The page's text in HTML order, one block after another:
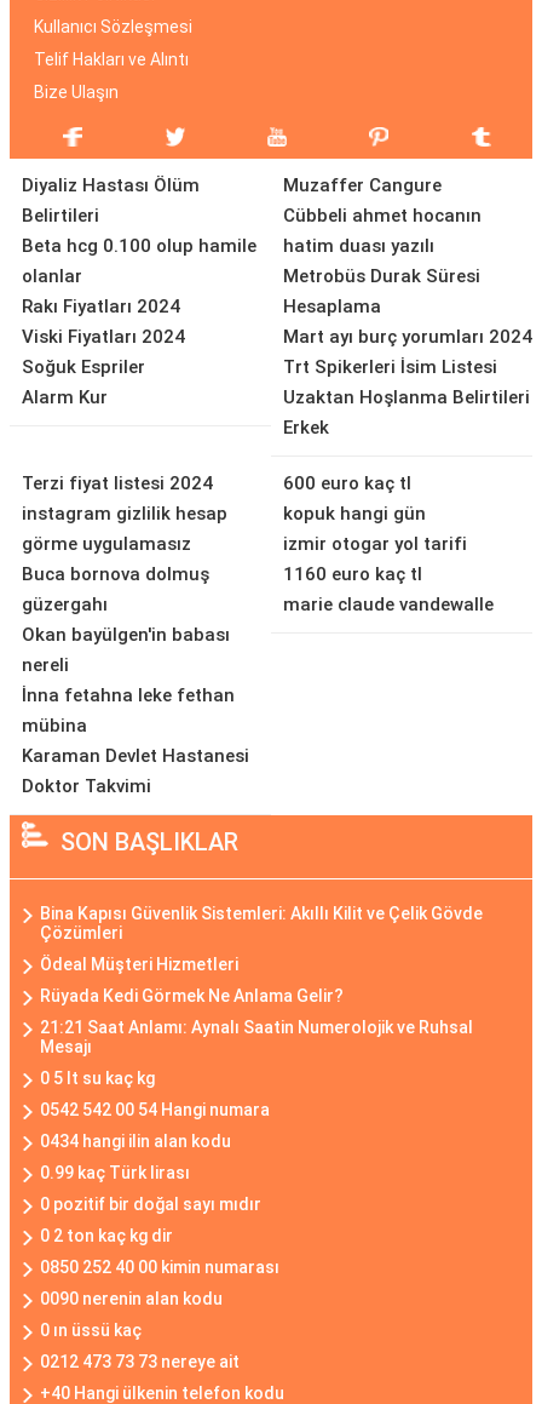
Kullanıcı Sözleşmesi
Telif Hakları ve Alıntı
Bize Ulaşın
Diyaliz Hastası Ölüm
Belirtileri
Beta hcg 0.100 olup hamile
olanlar
Rakı Fiyatları 2024
Viski Fiyatları 2024
Soğuk Espriler
Alarm Kur
Muzaffer Cangure
Cübbeli ahmet hocanın
hatim duası yazılı
Metrobüs Durak Süresi
Hesaplama
Mart ayı burç yorumları 2024
Trt Spikerleri İsim Listesi
Uzaktan Hoşlanma Belirtileri
Erkek
Terzi fiyat listesi 2024
instagram gizlilik hesap
görme uygulamasız
Buca bornova dolmuş
güzergahı
Okan bayülgen'in babası
nereli
İnna fetahna leke fethan
mübina
Karaman Devlet Hastanesi
Doktor Takvimi
600 euro kaç tl
kopuk hangi gün
izmir otogar yol tarifi
1160 euro kaç tl
marie claude vandewalle
SON BAŞLIKLAR
Bina Kapısı Güvenlik Sistemleri: Akıllı Kilit ve Çelik Gövde
Çözümleri
Ödeal Müşteri Hizmetleri
Rüyada Kedi Görmek Ne Anlama Gelir?
21:21 Saat Anlamı: Aynalı Saatin Numerolojik ve Ruhsal
Mesajı
0 5 lt su kaç kg
0542 542 00 54 Hangi numara
0434 hangi ilin alan kodu
0.99 kaç Türk lirası
0 pozitif bir doğal sayı mıdır
0 2 ton kaç kg dir
0850 252 40 00 kimin numarası
0090 nerenin alan kodu
0 ın üssü kaç
0212 473 73 73 nereye ait
+40 Hangi ülkenin telefon kodu